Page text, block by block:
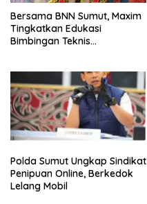
Bersama BNN Sumut, Maxim
Tingkatkan Edukasi
Bimbingan Teknis
Polda Sumut Ungkap Sindikat
Penipuan Online, Berkedok
Lelang Mobil